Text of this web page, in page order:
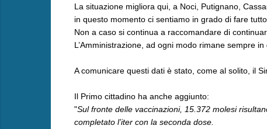
La situazione migliora qui, a Noci, Putignano,
in questo momento ci sentiamo in grado di fare
Non a caso si continua a raccomandare di
L’Amministrazione, ad ogni modo rimane sempre
A comunicare questi dati è stato, come al solito, il
Il Primo cittadino ha anche aggiunto:
"Sul fronte delle vaccinazioni, 15.372 molesi
completato l’iter con la seconda dose.